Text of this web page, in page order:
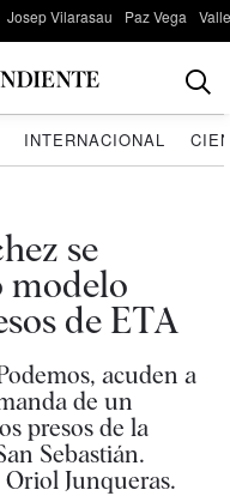
Josep Vilarasau Paz Vega
INTERNACIONAL
se
de ETA
acuden a
de un
presos de la
Sebastián.
Junqueras.